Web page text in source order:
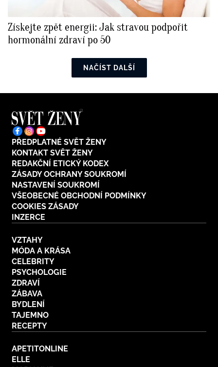
Získejte zpět energii: Jak stravou podpořit
hormonální zdraví po 50
NAČÍST DALŠÍ
PŘEDPLATNÉ SVĚT ŽENY
KONTAKT SVĚT ŽENY
REDAKČNÍ ETICKÝ KODEX
ZÁSADY OCHRANY SOUKROMÍ
NASTAVENÍ SOUKROMÍ
VŠEOBECNÉ OBCHODNÍ PODMÍNKY
COOKIES ZÁSADY
INZERCE
VZTAHY
MÓDA A KRÁSA
CELEBRITY
PSYCHOLOGIE
ZDRAVÍ
ZÁBAVA
BYDLENÍ
TAJEMNO
RECEPTY
APETITONLINE
ELLE